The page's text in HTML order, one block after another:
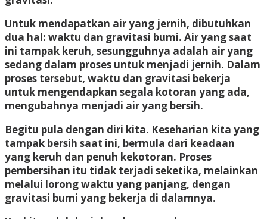
Untuk mendapatkan air yang jernih, dibutuhkan
dua hal: waktu dan gravitasi bumi. Air yang saat
ini tampak keruh, sesungguhnya adalah air yang
sedang dalam proses untuk menjadi jernih. Dalam
proses tersebut, waktu dan gravitasi bekerja
untuk mengendapkan segala kotoran yang ada,
mengubahnya menjadi air yang bersih.
Begitu pula dengan diri kita. Keseharian kita yang
tampak bersih saat ini, bermula dari keadaan
yang keruh dan penuh kekotoran. Proses
pembersihan itu tidak terjadi seketika, melainkan
melalui lorong waktu yang panjang, dengan
gravitasi bumi yang bekerja di dalamnya.